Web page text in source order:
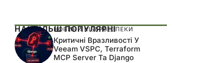
НАЙБІЛЬШ ПОПУЛЯРНІ
НОВИНИ КІБЕРБЕЗПЕКИ
Критичні Вразливості У
Veeam VSPC, Terraform
MCP Server Та Django